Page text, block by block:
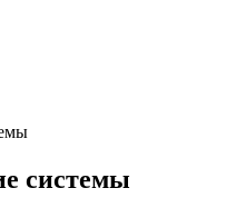
системы